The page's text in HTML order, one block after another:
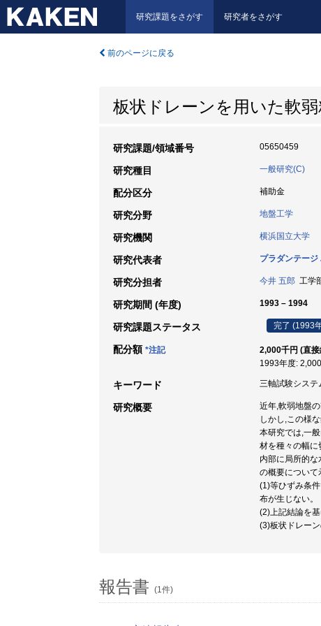
研究課題をさがす 研究者をさがす
前のページに戻る
板状ドレーンを用いた軟
研究課題/領域番号 05650459
研究種目 一般研究(C)
配分区分 補助金
研究分野 地盤工学
研究機関 横浜国立大学
研究代表者 プラダンテージ
研究分担者 今井 五郎 工学
研究期間 (年度) 1993 – 1994
研究課題ステータス 完了 (1993
配分額 *注記
2,000千円 (直
1993年度:
キーワード 三軸試験システ
研究概要
近年,軟弱地盤
しかし,この様
本研究では,一
材を種々の幅に
内部に局所的
の概要について
(1)等ひずみ条
布が生じない。
(2)上記結論を
(3)板状ドレー
報告書 (1件)